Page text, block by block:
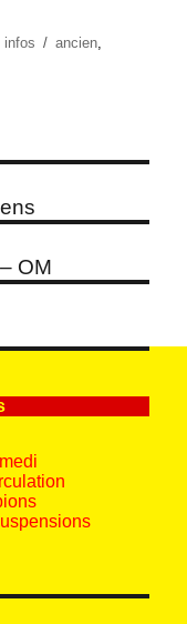
Catégories
infos Étiquettes
ancien
OM